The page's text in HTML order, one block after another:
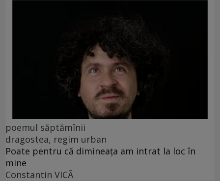
poemul săptămînii
dragostea, regim urban
Poate pentru că dimineața am intrat la loc în
mine
Constantin VICĂ